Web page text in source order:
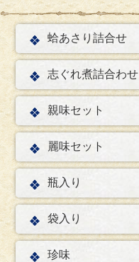
蛤あさり詰合せ
志ぐれ煮詰合わせ
親味セット
麗味セット
瓶入り
袋入り
珍味